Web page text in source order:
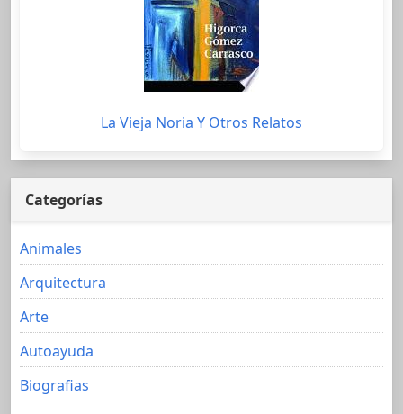
La Vieja Noria Y Otros Relatos
Categorías
Animales
Arquitectura
Arte
Autoayuda
Biografias